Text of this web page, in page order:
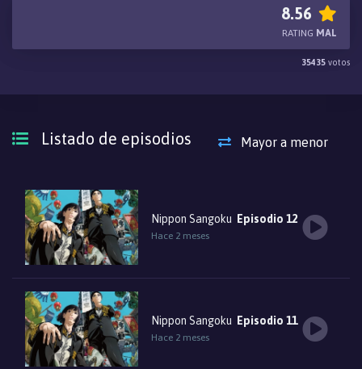
lucha dura e implacable por el poder. Cada territorio utiliza su
fuerza militar y recursos contra los demás en un intento
desesperado por el control total sobre los restos de la tierra
japonesa. Aoteru Misumi es un funcionario de bajo rango que ha
pero Misumi tiene una ambición fuerte: acabar con el
derramamiento de sangre inútil que aflige a la nación. Busca unificar
análisis y una voz persuasiva que puede movilizar a la gente. La
leyenda del hombre que se convertirá en un brillante estratega
militar comienza ahora.
8.56
RATING MAL
35435 votos
Listado de episodios Mayor a menor
Nippon Sangoku Episodio 12
Hace 2 meses
Nippon Sangoku Episodio 11
Hace 2 meses